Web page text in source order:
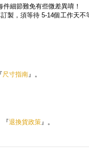
件細節難免有些微差異唷！
製，須等待 5-14個工作天不
尺寸指南』。
『退換貨政策』。